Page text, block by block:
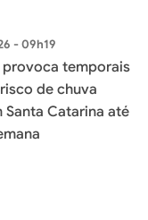
- 09h19
provoca temporais
de chuva
Santa Catarina até